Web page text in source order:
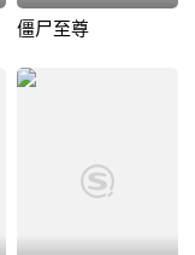
僵尸至尊